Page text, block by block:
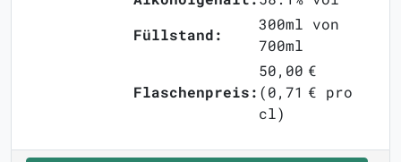
Füllstand:
300ml von
700ml
Flaschenpreis:
50,00 €
(0,71 € pro
cl)